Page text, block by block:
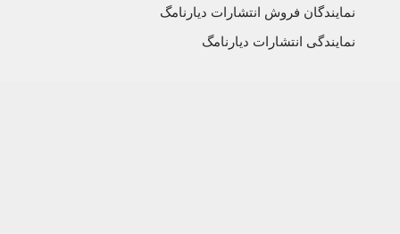
نمایندگان فروش انتشارات دیارنامگ
نمایندگی انتشارات دیارنامگ